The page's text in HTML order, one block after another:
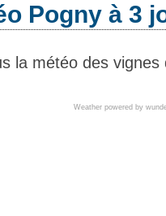
Pogny à 3
la météo des
Weather powered by